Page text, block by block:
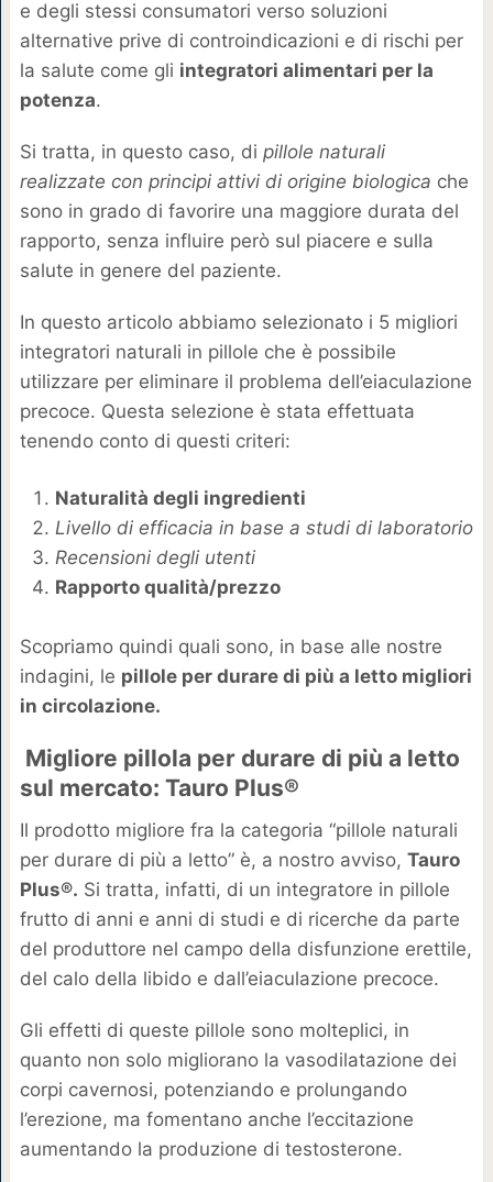
e degli stessi consumatori verso soluzioni
alternative prive di controindicazioni e di rischi per
la salute come gli integratori alimentari per la
potenza.
Si tratta, in questo caso, di pillole naturali
realizzate con principi attivi di origine biologica che
sono in grado di favorire una maggiore durata del
rapporto, senza influire però sul piacere e sulla
salute in genere del paziente.
In questo articolo abbiamo selezionato i 5 migliori
integratori naturali in pillole che è possibile
utilizzare per eliminare il problema dell’eiaculazione
precoce. Questa selezione è stata effettuata
tenendo conto di questi criteri:
Naturalità degli ingredienti
Livello di efficacia in base a studi di laboratorio
Recensioni degli utenti
Rapporto qualità/prezzo
Scopriamo quindi quali sono, in base alle nostre
indagini, le pillole per durare di più a letto migliori
in circolazione.
Migliore pillola per durare di più a letto
sul mercato: Tauro Plus®
Il prodotto migliore fra la categoria “pillole naturali
per durare di più a letto” è, a nostro avviso, Tauro
Plus®. Si tratta, infatti, di un integratore in pillole
frutto di anni e anni di studi e di ricerche da parte
del produttore nel campo della disfunzione erettile,
del calo della libido e dall’eiaculazione precoce.
Gli effetti di queste pillole sono molteplici, in
quanto non solo migliorano la vasodilatazione dei
corpi cavernosi, potenziando e prolungando
l’erezione, ma fomentano anche l’eccitazione
aumentando la produzione di testosterone.